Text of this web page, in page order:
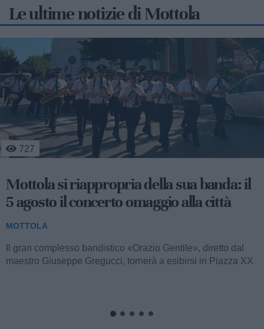
Le ultime notizie di Mottola
1.398
Massafra, Mottola e Crispiano: controlli
straordinari dei carabinieri, due denunce
e vari sequestri
MOTTOLA
Nel corso dell’ultimo fine settimana, i comuni di Massafra,